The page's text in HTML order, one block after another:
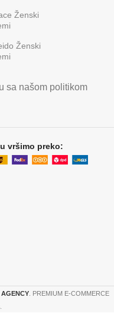
Ženski
Ženski
sa našom politikom
vršimo preko:
. PREMIUM E-COMMERCE